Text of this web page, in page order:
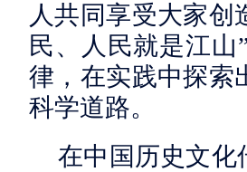
人共同享受大家创
民、人民就是江
律，在实践中探索
科学道路。
在中国历史文化